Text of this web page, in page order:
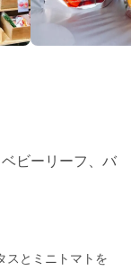
ビーリーフ、バ
スとミニトマトを